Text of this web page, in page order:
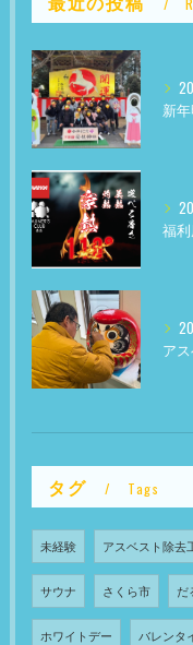
新
福
ア
タグ Tags
未経験 アスベスト除去
サウナ さくら市 だ
ホワイトデー バレンタ